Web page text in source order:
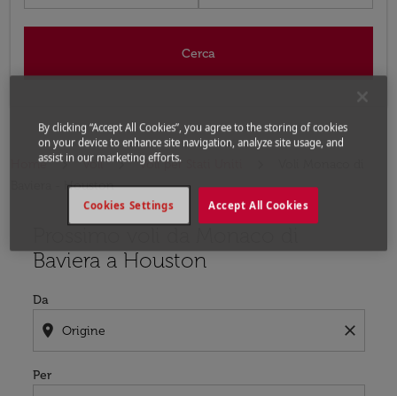
Cerca
Home Voli Voli per Stati Uniti
Baviera - Houston
Baviera a Houston
Da
location_on close
Per
By clicking “Accept All Cookies”, you agree to the storing of cookies
on your device to enhance site navigation, analyze site usage, and
assist in our marketing efforts.
Accept All Cookies
Cookies Settings